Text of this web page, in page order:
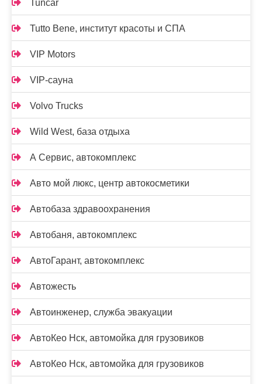
Tuncar
Tutto Bene, институт красоты и СПА
VIP Motors
VIP-сауна
Volvo Trucks
Wild West, база отдыха
А Сервис, автокомплекс
Авто мой люкс, центр автокосметики
Автобаза здравоохранения
Автобаня, автокомплекс
АвтоГарант, автокомплекс
Автожесть
Автоинженер, служба эвакуации
АвтоКео Нск, автомойка для грузовиков
АвтоКео Нск, автомойка для грузовиков